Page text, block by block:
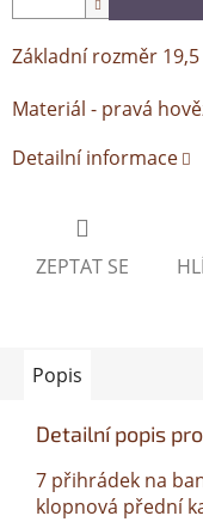
Základní rozměr 19,5
Materiál - pravá
Detailní informace
ZEPTAT SE
Popis
Detailní popis
7 přihrádek na
klopnová přední